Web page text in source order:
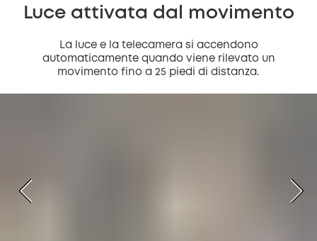
Luce attivata dal movimento
La luce e la telecamera si accendono
automaticamente quando viene rilevato un
movimento fino a 25 piedi di distanza.